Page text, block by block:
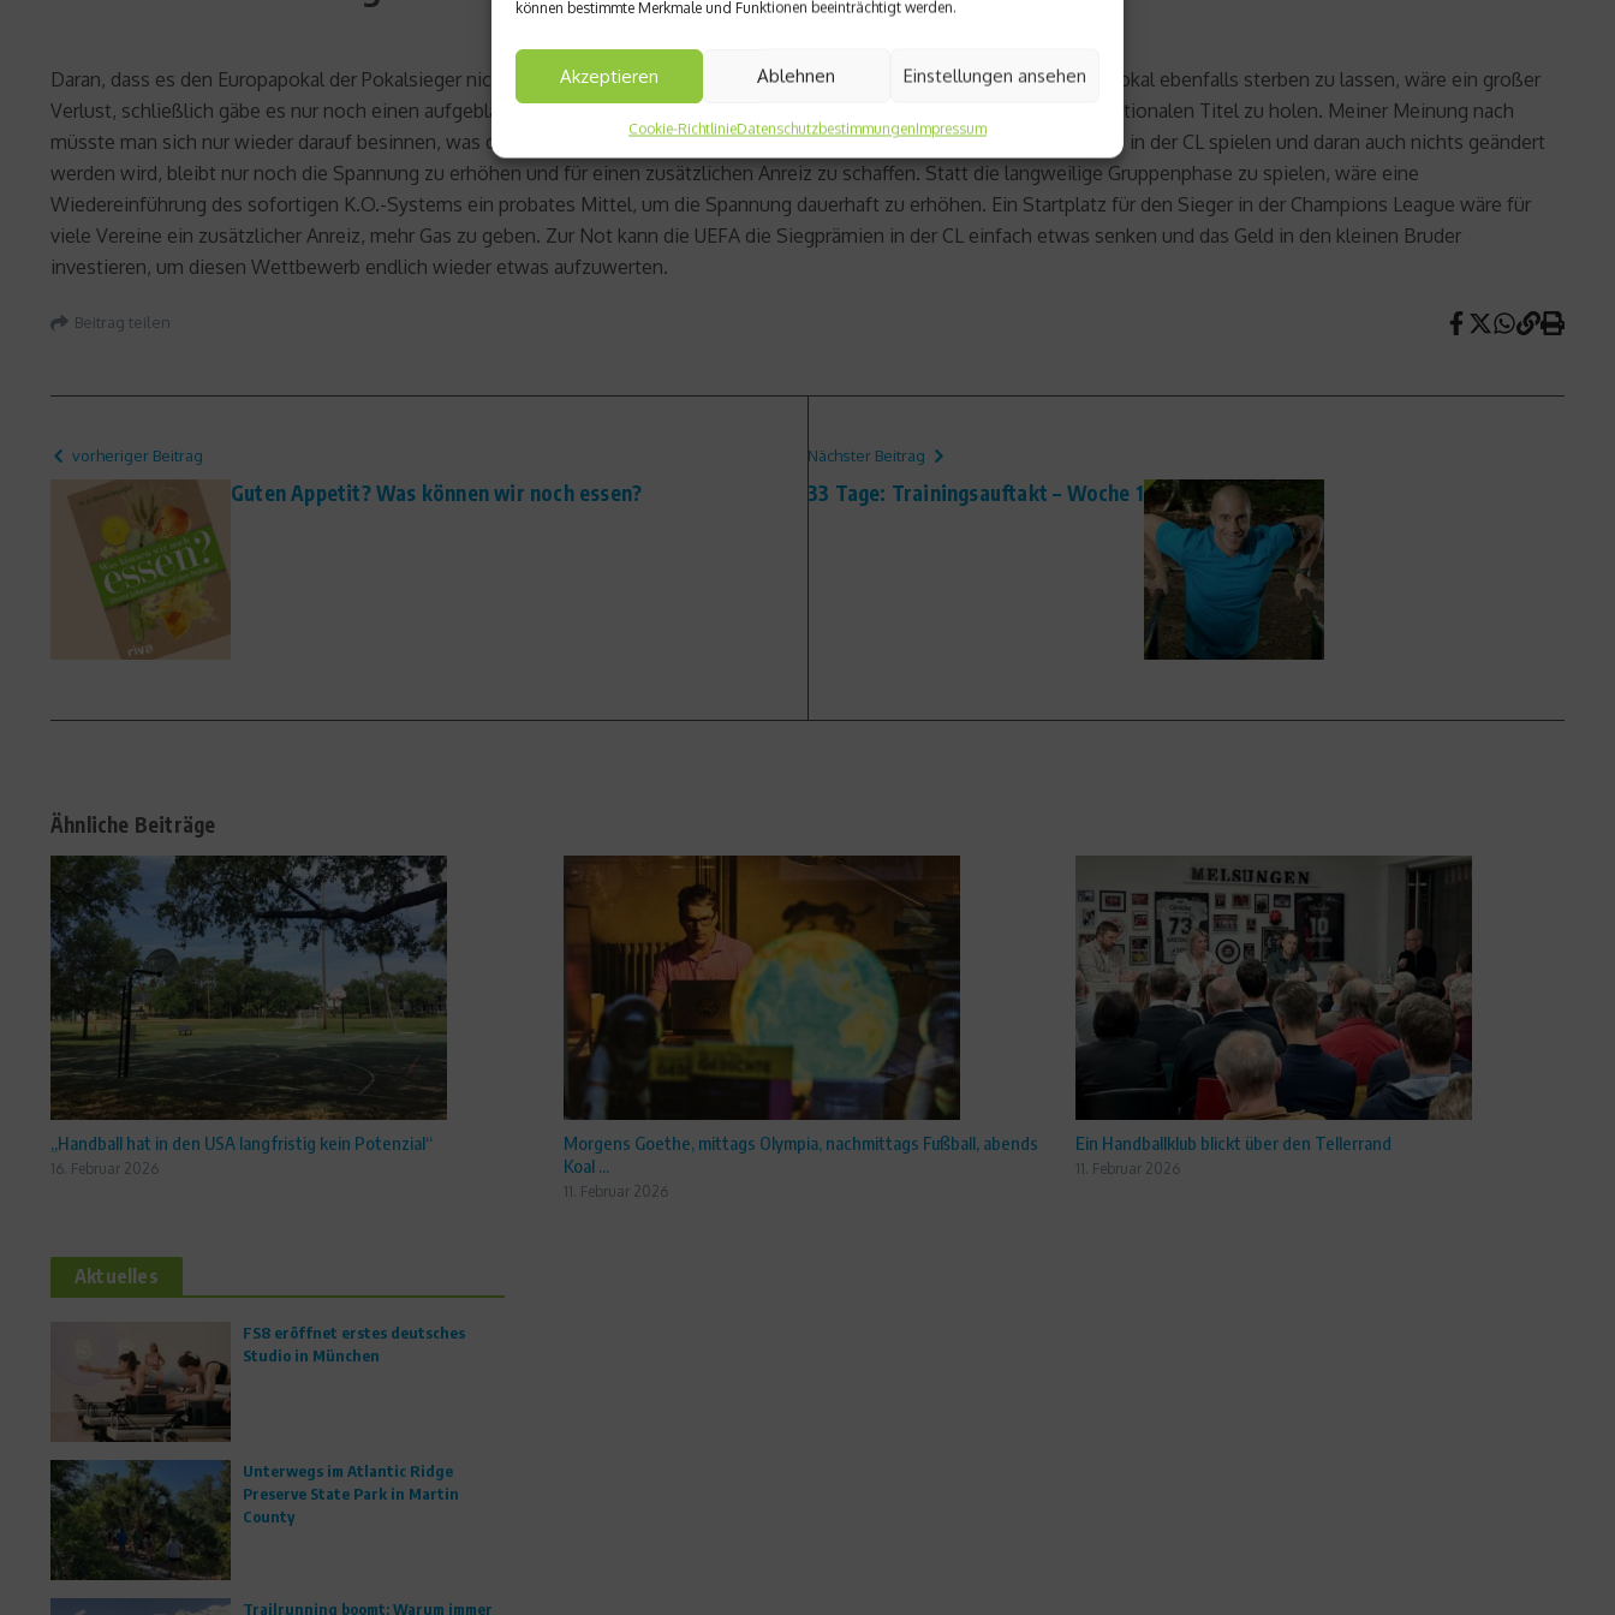
können bestimmte Merkmale und Funktionen beeinträchtigt werden.
Akzeptieren Ablehnen Einstellungen ansehen
Cookie-RichtlinieDatenschutzbestimmungenImpressum
Daran, dass es den Europapokal der Pokalsieger nicht mehr gibt, haben wir uns schon gewöhnt. Den Nachfolger des UEFA-Pokal ebenfalls sterben zu lassen, wäre ein großer
Verlust, schließlich gäbe es nur noch einen aufgeblähten Wettbewerb mit der Champions League und nur noch einen internationalen Titel zu holen. Meiner Meinung nach
müsste man sich nur wieder darauf besinnen, was den Wettbewerb früher so besonders gemacht hat. Da die besten Vereine in der CL spielen und daran auch nichts geändert
werden wird, bleibt nur noch die Spannung zu erhöhen und für einen zusätzlichen Anreiz zu schaffen. Statt die langweilige Gruppenphase zu spielen, wäre eine
Wiedereinführung des sofortigen K.O.-Systems ein probates Mittel, um die Spannung dauerhaft zu erhöhen. Ein Startplatz für den Sieger in der Champions League wäre für
viele Vereine ein zusätzlicher Anreiz, mehr Gas zu geben. Zur Not kann die UEFA die Siegprämien in der CL einfach etwas senken und das Geld in den kleinen Bruder
investieren, um diesen Wettbewerb endlich wieder etwas aufzuwerten.
Beitrag teilen
vorheriger Beitrag
Guten Appetit? Was können wir noch essen?
Nächster Beitrag
33 Tage: Trainingsauftakt – Woche 1
Ähnliche Beiträge
„Handball hat in den USA langfristig kein Potenzial“
16. Februar 2026
Morgens Goethe, mittags Olympia, nachmittags Fußball, abends
Koal ...
11. Februar 2026
Ein Handballklub blickt über den Tellerrand
11. Februar 2026
Aktuelles
FS8 eröffnet erstes deutsches
Studio in München
Unterwegs im Atlantic Ridge
Preserve State Park in Martin
County
Trailrunning boomt: Warum immer